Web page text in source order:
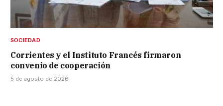
SOCIEDAD
Corrientes y el Instituto Francés firmaron
convenio de cooperación
5 de agosto de 2026